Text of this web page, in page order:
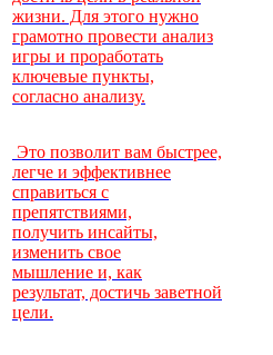
жизни. Для этого нужно
грамотно провести анализ
игры и проработать
ключевые пункты,
согласно анализу.
Это позволит вам быстрее,
легче и эффективнее
справиться с
препятствиями,
получить инсайты,
изменить свое
мышление и, как
результат, достичь заветной
цели.